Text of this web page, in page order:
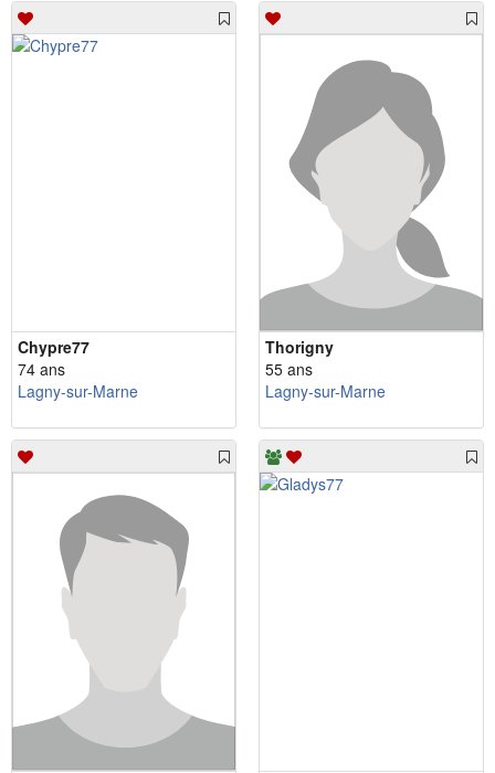
Chypre77
74 ans
Lagny-sur-Marne
Thorigny
55 ans
Lagny-sur-Marne